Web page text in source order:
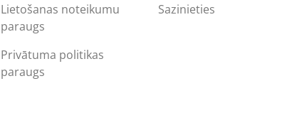
Lietošanas noteikumu
paraugs
Privātuma politikas
paraugs
Sazinieties